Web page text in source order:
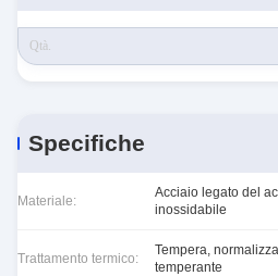
Specifiche
Materiale:
Acciaio legato del
inossidabile
Trattamento termico:
Tempera,
temperante